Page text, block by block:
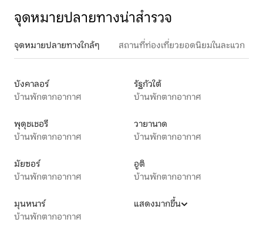
จุดหมายปลายทางน่าสำรวจ
จุดหมายปลายทางใกล้ๆ สถานที่ท่องเที่ยวยอดนิยมในละแวก
บังคาลอร์
บ้านพักตากอากาศ
รัฐกัวใต้
บ้านพักตากอากาศ
พุดุชเชอรี
บ้านพักตากอากาศ
วายานาด
บ้านพักตากอากาศ
มัยซอร์
บ้านพักตากอากาศ
อูติ
บ้านพักตากอากาศ
มุนหนาร์
บ้านพักตากอากาศ
แสดงมากขึ้น